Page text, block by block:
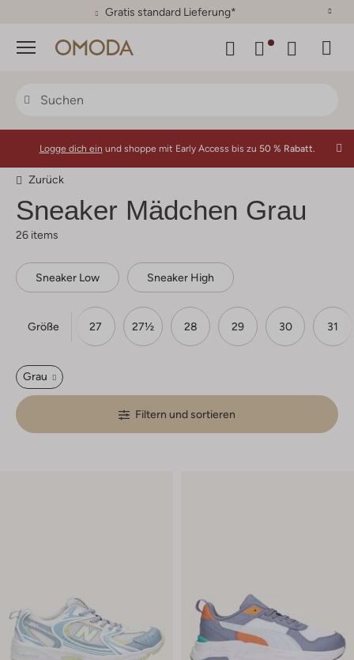
30 Tage Rückgaberecht
Menü
Logge dich ein und shoppe mit Early Access bis zu 50 % Rabatt.
Zurück
Sneaker Mädchen Grau
26 items
Sneaker Low Sneaker High
Größe
26 27 27½ 28 29 30 31
Grau
Filtern und sortieren